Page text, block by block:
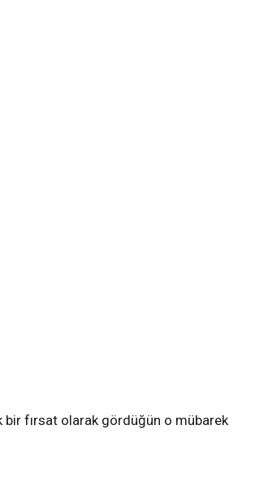
bir fırsat olarak gördüğün o mübarek